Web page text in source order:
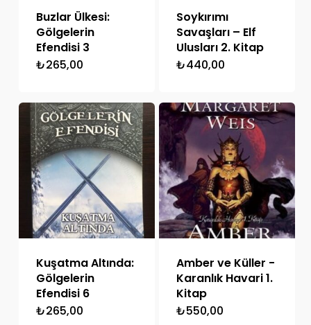
Buzlar Ülkesi:
Gölgelerin
Efendisi 3
₺265,00
Soykırımı
Savaşları – Elf
Ulusları 2. Kitap
₺440,00
Kuşatma Altında:
Gölgelerin
Efendisi 6
₺265,00
Amber ve Küller -
Karanlık Havari 1.
Kitap
₺550,00